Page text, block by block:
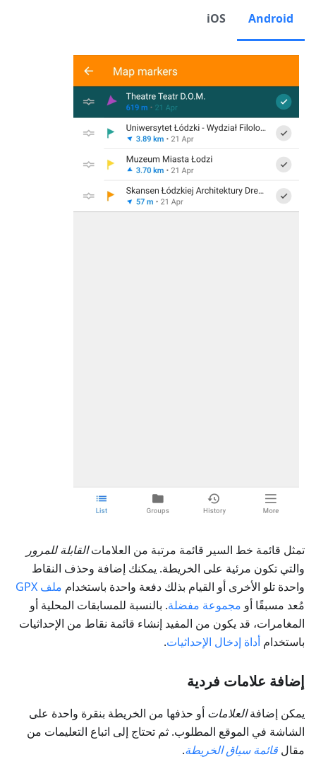
Android
iOS
تمثل قائمة خط السير قائمة مرتبة من العلاماتالقابلة للمرور
والتي تكون مرئية على الخريطة. يمكنك إضافة وحذف النقاط
واحدة تلو الأخرى أو القيام بذلك دفعة واحدة باستخدام ملف GPX
مُعد مسبقًا أو مجموعة مفضلة. بالنسبة للمسابقات المحلية أو
المغامرات، قد يكون من المفيد إنشاء قائمة نقاط من الإحداثيات
باستخدام أداة إدخال الإحداثيات.
إضافة علامات فردية
يمكن إضافةالعلامات أو حذفها من الخريطة بنقرة واحدة على
الشاشة في الموقع المطلوب. ثم تحتاج إلى اتباع التعليمات من
مقال قائمة سياق الخريطة.